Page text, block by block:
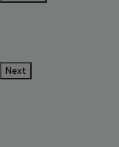
Next